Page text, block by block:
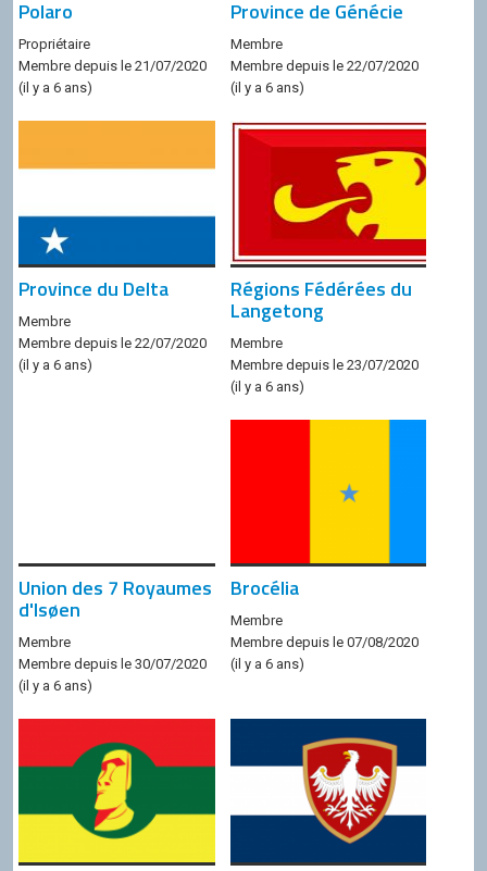
Polaro
Propriétaire
Membre depuis le 21/07/2020
(il y a 6 ans)
Province de Génécie
Membre
Membre depuis le 22/07/2020
(il y a 6 ans)
Province du Delta
Membre
Membre depuis le 22/07/2020
(il y a 6 ans)
Régions Fédérées du
Langetong
Membre
Membre depuis le 23/07/2020
(il y a 6 ans)
Union des 7 Royaumes
d'Isøen
Membre
Membre depuis le 30/07/2020
(il y a 6 ans)
Brocélia
Membre
Membre depuis le 07/08/2020
(il y a 6 ans)